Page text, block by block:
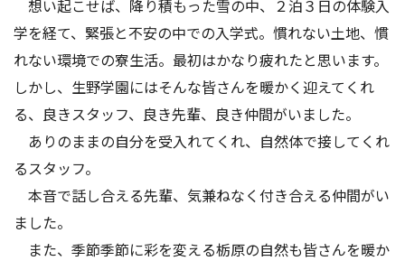
想い起こせば、降り積もった雪の中、２泊３日の体験入
学を経て、緊張と不安の中での入学式。慣れない土地、慣
れない環境での寮生活。最初はかなり疲れたと思います。
しかし、生野学園にはそんな皆さんを暖かく迎えてくれ
る、良きスタッフ、良き先輩、良き仲間がいました。
ありのままの自分を受入れてくれ、自然体で接してくれ
るスタッフ。
本音で話し合える先輩、気兼ねなく付き合える仲間がい
ました。
また、季節季節に彩を変える栃原の自然も皆さんを暖か